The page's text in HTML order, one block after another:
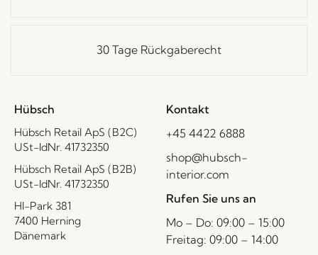
30 Tage Rückgaberecht
Hübsch
Hübsch Retail ApS (B2C)
USt-IdNr. 41732350
Hübsch Retail ApS (B2B)
USt-IdNr. 41732350
HI-Park 381
7400 Herning
Dänemark
Kontakt
+45 4422 6888
shop@hubsch-
interior.com
Rufen Sie uns an
Mo – Do: 09:00 – 15:00
Freitag: 09:00 – 14:00